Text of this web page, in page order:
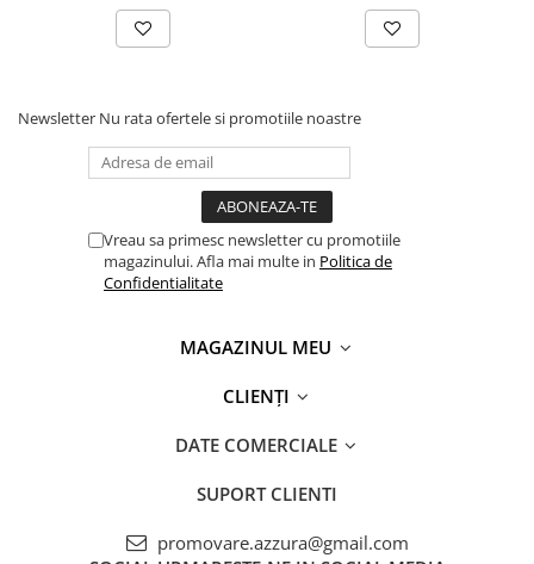
Newsletter Nu rata ofertele si promotiile noastre
Vreau sa primesc newsletter cu promotiile
magazinului. Afla mai multe in Politica de
Confidentialitate
MAGAZINUL MEU
CLIENȚI
DATE COMERCIALE
SUPORT CLIENTI
promovare.azzura@gmail.com